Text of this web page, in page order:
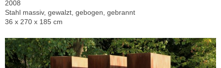
2008
Stahl massiv, gewalzt, gebogen, gebrannt
36 x 270 x 185 cm